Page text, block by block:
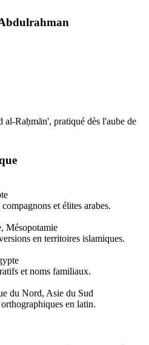
al-Raḥmān', pratiqué dès l'aube de
et élites arabes.
Mésopotamie
en territoires islamiques.
et noms familiaux.
du Nord, Asie du Sud
en latin.